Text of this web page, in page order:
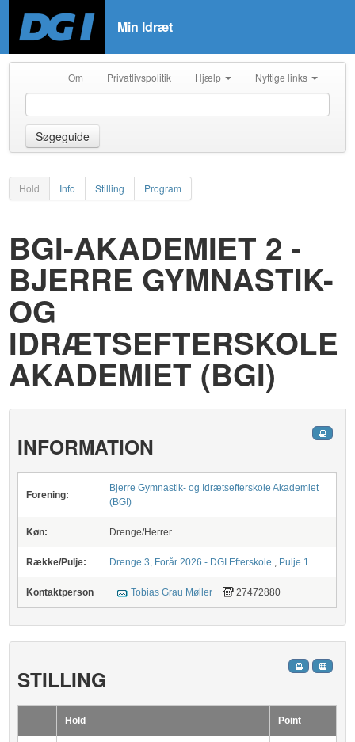
Min Idræt
Om Privatlivspolitik Hjælp Nyttige links
Søgeguide
Hold Info Stilling Program
BGI-AKADEMIET 2 -
BJERRE GYMNASTIK-
OG
IDRÆTSEFTERSKOLE
AKADEMIET (BGI)
INFORMATION
Forening:
Bjerre Gymnastik- og Idrætsefterskole Akademiet
(BGI)
Køn: Drenge/Herrer
Række/Pulje: Drenge 3, Forår 2026 - DGI Efterskole , Pulje 1
Kontaktperson Tobias Grau Møller 27472880
STILLING
Hold Point